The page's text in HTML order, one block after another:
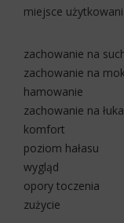
miejsce
zachowanie na
zachowanie na
hamowanie
zachowanie na
komfort
poziom hałasu
wygląd
opory toczenia
zużycie